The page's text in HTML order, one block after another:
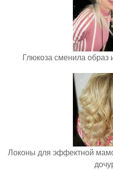
Глюкоза сменила образ
Локоны для эффектной